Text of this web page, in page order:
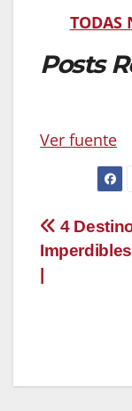
TODAS
Posts
Ver fuente
de
4